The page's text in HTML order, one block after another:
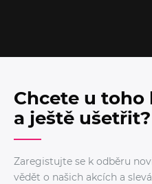
Chcete u
a ještě ušetřit?
Zaregistujte se k odběru
vědět o našich akcích a